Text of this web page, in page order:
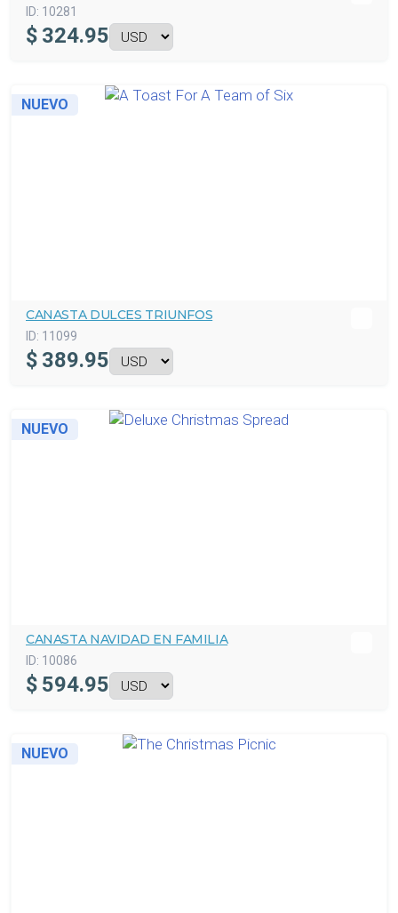
ID: 10281
$ 324.95
NUEVO
CANASTA DULCES TRIUNFOS
ID: 11099
$ 389.95
NUEVO
CANASTA NAVIDAD EN FAMILIA
ID: 10086
$ 594.95
NUEVO